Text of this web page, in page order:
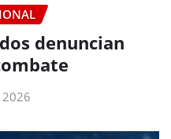
denuncian